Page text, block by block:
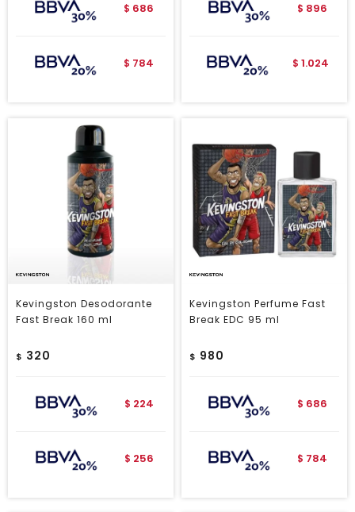
$ 686
$ 784
$ 896
$ 1.024
Kevingston Desodorante
Fast Break 160 ml
$ 320
$ 224
$ 256
Kevingston Perfume Fast
Break EDC 95 ml
$ 980
$ 686
$ 784